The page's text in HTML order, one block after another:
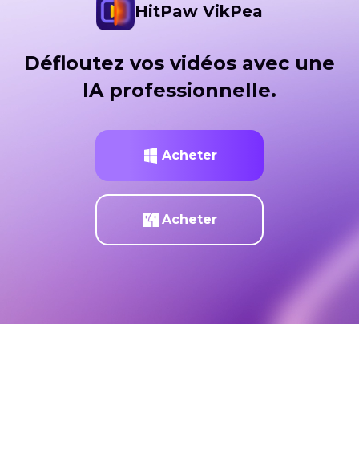
HitPaw VikPea
Défloutez vos vidéos avec une
IA professionnelle.
Acheter
Acheter